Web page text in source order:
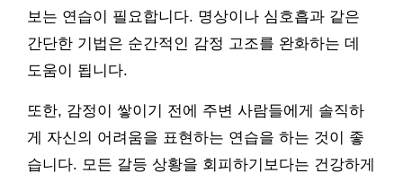
보는 연습이 필요합니다. 명상이나 심호흡과 같은
간단한 기법은 순간적인 감정 고조를 완화하는 데
도움이 됩니다.
또한, 감정이 쌓이기 전에 주변 사람들에게 솔직하
게 자신의 어려움을 표현하는 연습을 하는 것이 좋
습니다. 모든 갈등 상황을 회피하기보다는 건강하게